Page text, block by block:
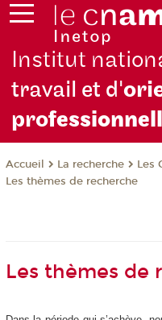
Institut
travail et d'
pro
Accueil La recherche
Les
Les thèmes de recherche
Les thèmes de